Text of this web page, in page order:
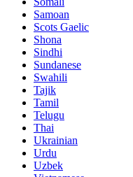
Samoan
Scots Gaelic
Shona
Sindhi
Sundanese
Swahili
Tajik
Tamil
Telugu
Thai
Ukrainian
Urdu
Uzbek